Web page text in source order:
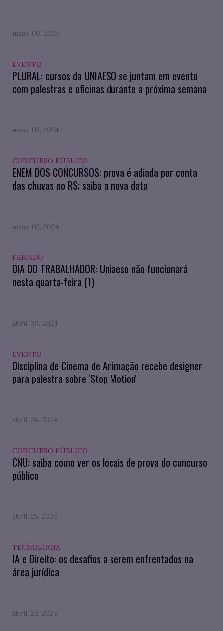
maio. 06, 2024
EVENTO
PLURAL: cursos da UNIAESO se juntam em evento
com palestras e oficinas durante a próxima semana
maio. 03, 2024
CONCURSO PÚBLICO
ENEM DOS CONCURSOS: prova é adiada por conta
das chuvas no RS; saiba a nova data
maio. 03, 2024
FERIADO
DIA DO TRABALHADOR: Uniaeso não funcionará
nesta quarta-feira (1)
abril. 30, 2024
EVENTO
Disciplina de Cinema de Animação recebe designer
para palestra sobre 'Stop Motion'
abril. 26, 2024
CONCURSO PÚBLICO
CNU: saiba como ver os locais de prova do concurso
público
abril. 25, 2024
TECNOLOGIA
IA e Direito: os desafios a serem enfrentados na
área jurídica
abril. 24, 2024